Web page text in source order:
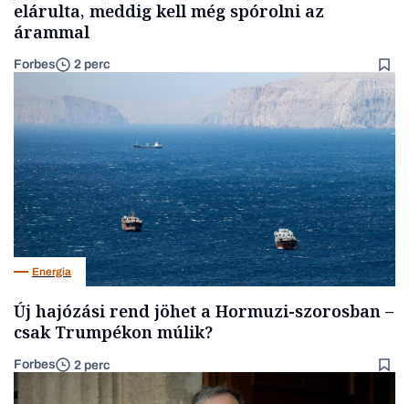
elárulta, meddig kell még spórolni az
árammal
Forbes 2 perc
Energia
Új hajózási rend jöhet a Hormuzi-szorosban –
csak Trumpékon múlik?
Forbes 2 perc